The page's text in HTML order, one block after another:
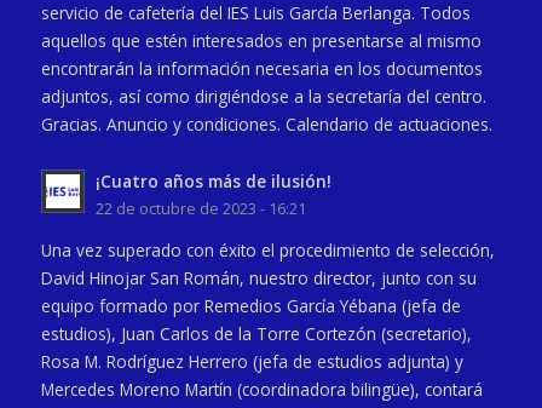
servicio de cafetería del IES Luis García Berlanga. Todos
aquellos que estén interesados en presentarse al mismo
encontrarán la información necesaria en los documentos
adjuntos, así como dirigiéndose a la secretaría del centro.
Gracias. Anuncio y condiciones. Calendario de actuaciones.
¡Cuatro años más de ilusión!
22 de octubre de 2023 - 16:21
Una vez superado con éxito el procedimiento de selección,
David Hinojar San Román, nuestro director, junto con su
equipo formado por Remedios García Yébana (jefa de
estudios), Juan Carlos de la Torre Cortezón (secretario),
Rosa M. Rodríguez Herrero (jefa de estudios adjunta) y
Mercedes Moreno Martín (coordinadora bilingüe), contará